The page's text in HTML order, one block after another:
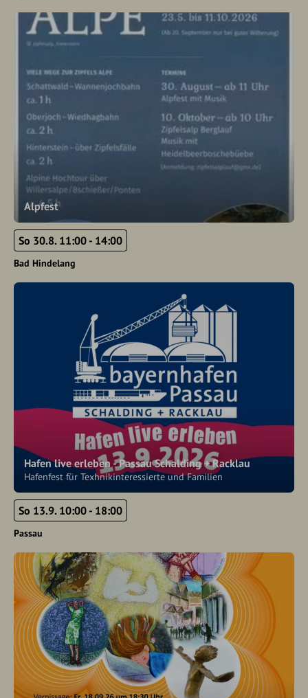
Alpfest
So 30.8. 11:00 - 14:00
Bad Hindelang
Hafen live erleben - Passau Schalding + Racklau
Hafenfest für Texhnikinteressierte und Familien
So 13.9. 10:00 - 18:00
Passau